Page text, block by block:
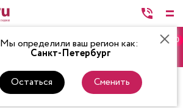
Мы определили ваш регион как:
Санкт-Петербург
Остаться Сменить
0
ТКАНИ НИТКИ